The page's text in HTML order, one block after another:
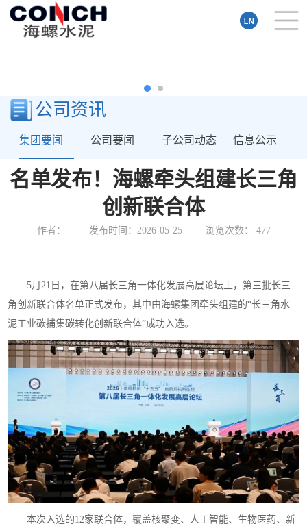
公司资讯
集团要闻 公司要闻 子公司动态 信息公示
名单发布！海螺牵头组建长三角
创新联合体
作者： 发布时间：2026-05-25 浏览次数： 477
5月21日，在第八届长三角一体化发展高层论坛上，第三批长三
角创新联合体名单正式发布，其中由海螺集团牵头组建的“长三角水
泥工业碳捕集碳转化创新联合体”成功入选。
本次入选的12家联合体，覆盖核聚变、人工智能、生物医药、新